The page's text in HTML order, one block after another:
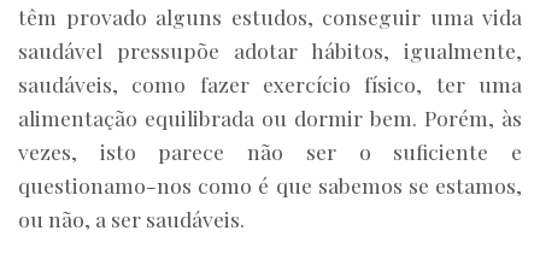
têm provado alguns estudos, conseguir uma vida
saudável pressupõe adotar hábitos, igualmente,
saudáveis, como fazer exercício físico, ter uma
alimentação equilibrada ou dormir bem. Porém, às
vezes, isto parece não ser o suficiente e
questionamo-nos como é que sabemos se estamos,
ou não, a ser saudáveis.